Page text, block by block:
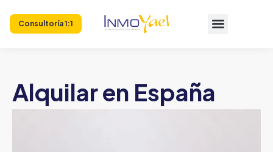
Consultoría 1:1
Alquilar en España